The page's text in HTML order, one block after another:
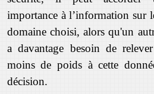
importance à l’information sur
domaine choisi, alors qu'un
a davantage besoin de
moins de poids à cette
décision.